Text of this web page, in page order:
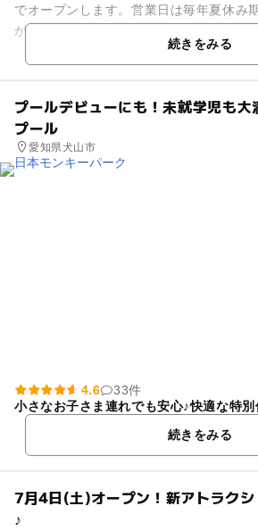
でオープンします。営業日は毎年夏休み
が、前後する場合がありますので、公式
続きをみる
プールデビューにも！未就学児も大
プール
愛知県犬山市
4.6
33件
小さなお子さま連れでも安心♪快適な特別
続きをみる
7月4日(土)オープン！新アトラク
♪